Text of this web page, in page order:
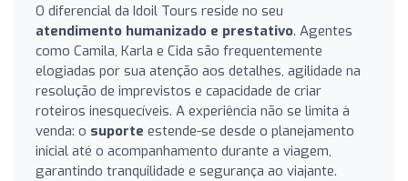
O diferencial da Idoil Tours reside no seu
atendimento humanizado e prestativo. Agentes
como Camila, Karla e Cida são frequentemente
elogiadas por sua atenção aos detalhes, agilidade na
resolução de imprevistos e capacidade de criar
roteiros inesquecíveis. A experiência não se limita à
venda: o suporte estende-se desde o planejamento
inicial até o acompanhamento durante a viagem,
garantindo tranquilidade e segurança ao viajante.